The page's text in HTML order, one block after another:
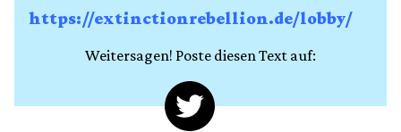
https://extinctionrebellion.de/lobby/
Weitersagen! Poste diesen Text auf: